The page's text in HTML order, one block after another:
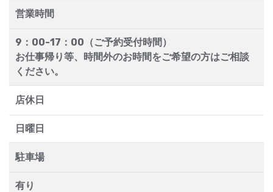
営業時間
9：00-17：00（ご予約受付時間）
お仕事帰り等、時間外のお時間をご希望の方はご相談
ください。
店休日
日曜日
駐車場
有り